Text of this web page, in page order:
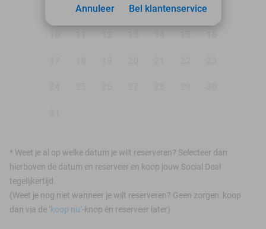
4 5 6 7 8
* Weet je al op welke datum je wilt reserveren? Selecteer dan
hierboven de datum en reserveer en koop jouw Social Deal
tegelijkertijd.
(Weet je nog niet wanneer je wilt reserveren? Geen zorgen: koop
dan via de ‘koop nu’-knop én reserveer later)
Bel klantenservice
Annuleer